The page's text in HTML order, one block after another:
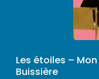
Les étoiles –
Buissière